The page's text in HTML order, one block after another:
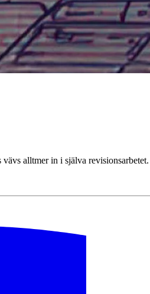
alltmer in i själva revisionsarbetet.